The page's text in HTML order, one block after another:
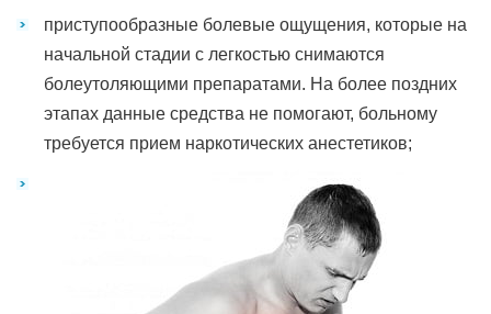
приступообразные болевые ощущения, которые на
начальной стадии с легкостью снимаются
болеутоляющими препаратами. На более поздних
этапах данные средства не помогают, больному
требуется прием наркотических анестетиков;